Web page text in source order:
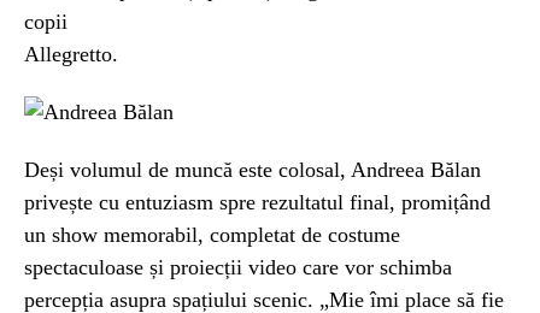
copii
Allegretto.
Deși volumul de muncă este colosal, Andreea Bălan
privește cu entuziasm spre rezultatul final, promițând
un show memorabil, completat de costume
spectaculoase și proiecții video care vor schimba
percepția asupra spațiului scenic. „Mie îmi place să fie